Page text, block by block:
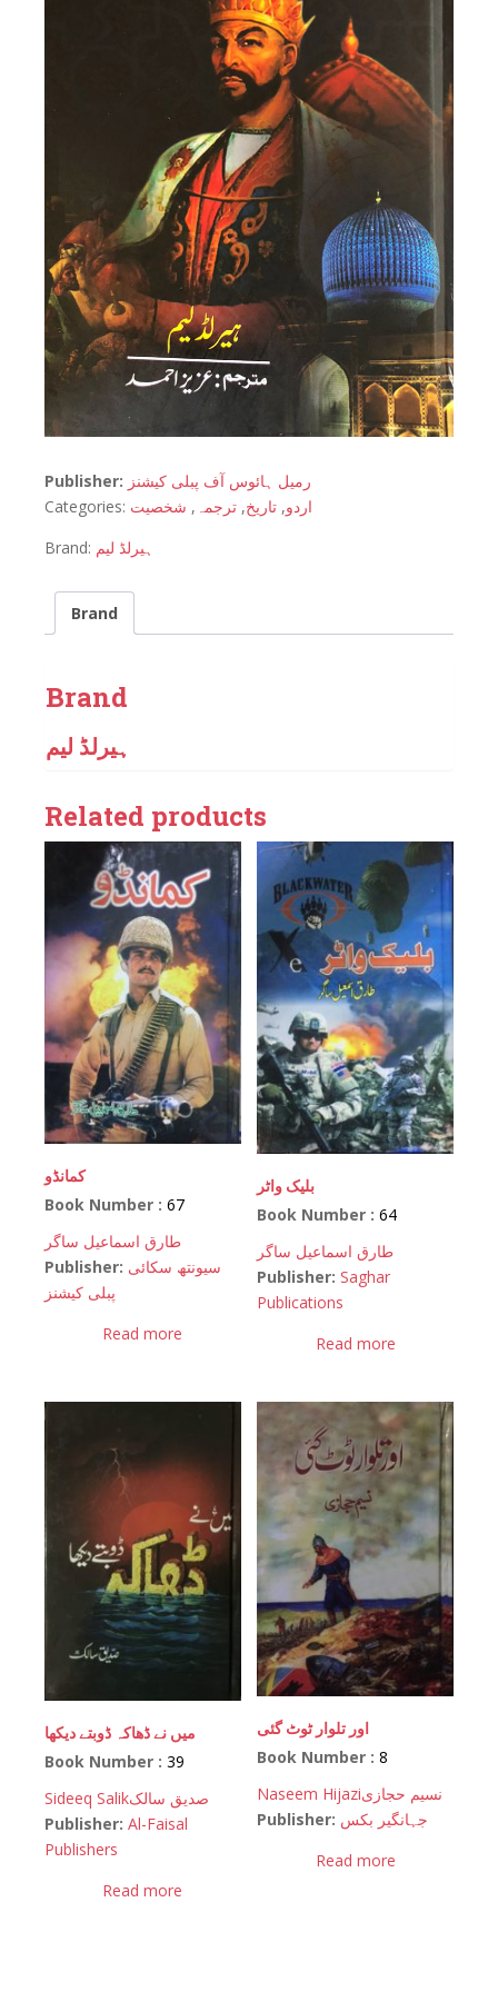
Publisher: رمیل ہائوس آف پبلی کیشنز
Categories:
اردو, تاریخ, ترجمہ , شخصیت
Brand: ہیرلڈ لیم
Brand
Brand
ہیرلڈ لیم
Related products
کمانڈو
Book Number : 67
طارق اسماعیل ساگر
Publisher: سیونتھ سکائی
پبلی کیشنز
Read more
بلیک واٹر
Book Number :64
طارق اسماعیل ساگر
Publisher: Saghar
Publications
Read more
میں نے ڈھاکہ ڈوبتے دیکھا
Book Number : 39
Sideeq Salikصدیق سالک
Publisher: Al-Faisal
Publishers
Read more
اور تلوار ٹوٹ گئی
Book Number :8
Naseem Hijaziنسیم حجازی
Publisher: جہانگیر بکس
Read more